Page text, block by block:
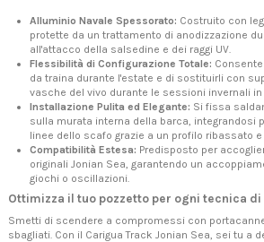
Alluminio Navale Spessorato: Costruito con
protette da un trattamento di anodizzazione
all'attacco della salsedine e dei raggi UV.
Flessibilità di Configurazione Totale:
da traina durante l'estate e di sostituirli con
vasche del vivo durante le sessioni invernali
Installazione Pulita ed Elegante: Si fissa
sulla murata interna della barca, integrandosi
linee dello scafo grazie a un profilo ribassato
Compatibilità Estesa: Predisposto per
originali Jonian Sea, garantendo un
giochi o oscillazioni.
Ottimizza il tuo pozzetto per ogni tecnica di
Smetti di scendere a compromessi con
sbagliati. Con il Carigua Track Jonian Sea, sei tu a